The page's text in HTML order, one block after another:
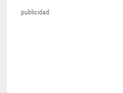
publicidad